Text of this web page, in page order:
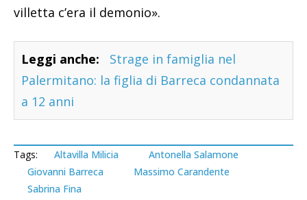
villetta c’era il demonio».
Leggi anche:
Strage in famiglia nel
Palermitano: la figlia di Barreca condannata
a 12 anni
Tags: Altavilla Milicia
Antonella Salamone
Giovanni Barreca
Massimo Carandente
Sabrina Fina